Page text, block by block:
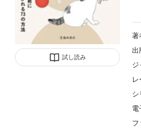
試し読み
の
す
著
出
ジ
シ
電
フ